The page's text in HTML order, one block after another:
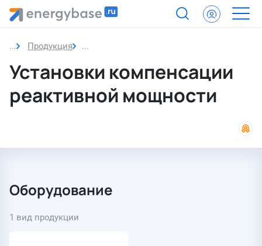
Продукция Установки компенсации реактивной
Установки компенсации
реактивной мощности
Оборудование
1 вид продукции